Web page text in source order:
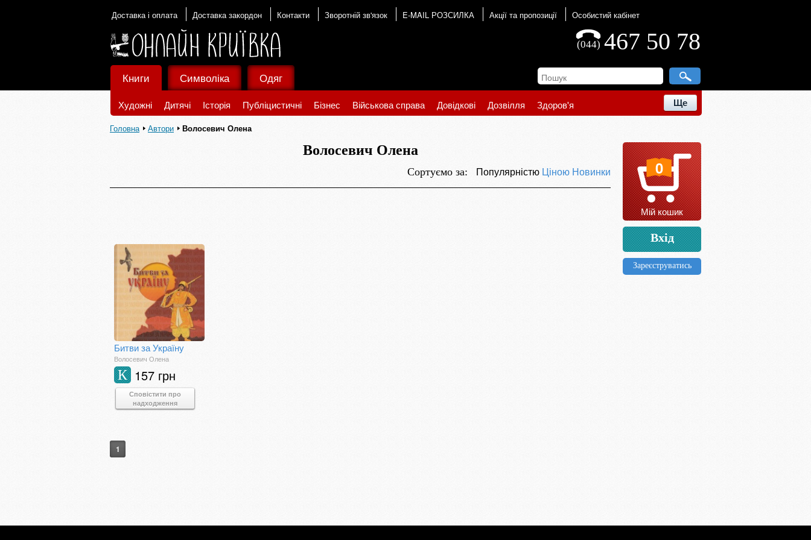
Доставка і оплата Доставка закордон Контакти Зворотній зв'язок E-MAIL РОЗСИЛКА Акції та пропозиції Особистий кабінет
467 50 78
(044)
Книги
Художні Дитячі Історія Публіцистичні Бізнес Військова справа Довідкові Дозвілля Здоров'я Ще
Символіка Одяг
Головна Автори Волосевич Олена
Волосевич Олена
Сортуємо за: Популярністю Ціною Новинки
Битви за Україну
Волосевич Олена
157 грн
К
Сповістити про
надходження
1
0
Мій кошик
Вхід
Зареєструватись